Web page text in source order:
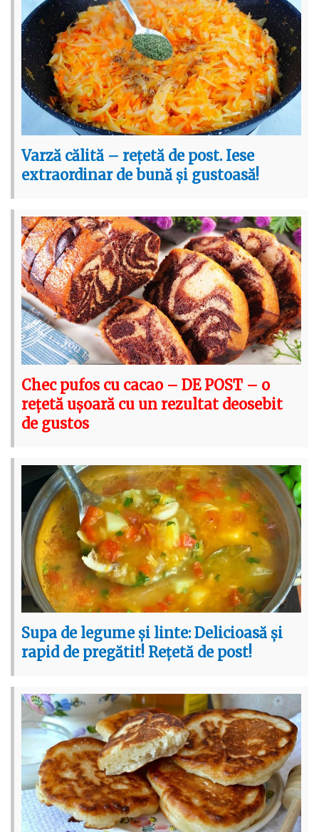
Varză călită – rețetă de post. Iese
extraordinar de bună și gustoasă!
Chec pufos cu cacao – DE POST – o
rețetă ușoară cu un rezultat deosebit
de gustos
Supa de legume și linte: Delicioasă și
rapid de pregătit! Rețetă de post!